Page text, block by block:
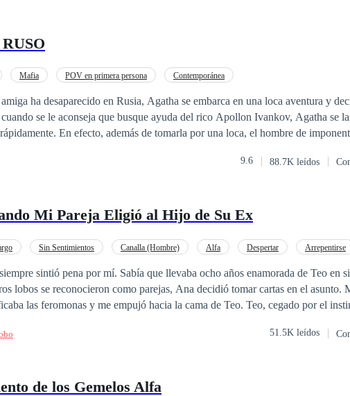
planeada hasta el
adentros. «Si eso es todo lo que soy para ti, me largo de aquí. Ya verás
Mafia POV en primera persona Contemporánea
ha desaparecido en Rusia, Agatha se embarca en una loca aventura y
se le aconseja que busque ayuda del rico Apollon Ivankov, Agatha se
rápidamente. En efecto, además de tomarla por una loca, el hombre de
9.6 88.7K leídos
Mi Pareja Eligió al Hijo de Su Ex
Sin Sentimientos Canalla (Hombre) Alfa Despertar Arrepentirse
sintió pena por mí. Sabía que llevaba ocho años enamorada de Teo en
lobos se reconocieron como parejas, Ana decidió tomar cartas en el asunto.
las feromonas y me empujó hacia la cama de Teo. Teo, cegado por el
aceptó llevar a cabo la ceremonia de marcaje. Después de eso, no pasó
que, algún día, Teo volvería. Pero jamás lo hizo. Cuando le pregunté por qué no
51.5K leídos
de los Gemelos Alfa